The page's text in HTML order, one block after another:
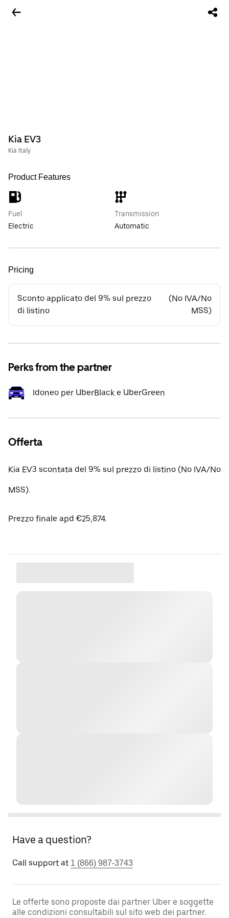
Kia EV3
Kia Italy
Product Features
Fuel
Electric
Transmission
Automatic
Pricing
Sconto applicato del 9% sul prezzo
di listino
(No IVA/No
MSS)
Perks from the partner
Idoneo per UberBlack e UberGreen
Offerta
Kia EV3 scontata del 9% sul prezzo di listino (No IVA/No
MSS).
Prezzo finale apd €25,874.
Have a question?
Call support at 1 (866) 987-3743
Le offerte sono proposte dai partner Uber e soggette
alle condizioni consultabili sul sito web dei partner.